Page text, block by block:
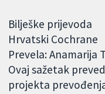
Bilješke prijevoda
Hrvatski Cochrane
Prevela: Anamarija
Ovaj sažetak
projekta